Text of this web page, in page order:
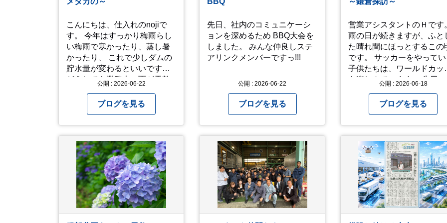
買い物をしつつ待機して遂に
入店。ハンバーグはレアな焼
き加減でとってもジューシー
で最高に美味しかったで
す！！目の前で店員さんがカ
ットしてくれるのもとっても
良かったです。 これは何個で
も行けてしまう勢
い、、！！！ 皆様も静岡へ行
く予定がありましたら是非と
も召し上がって見てくださ
い！予約は行っていないよう
なので、時と場合とタイミン
グと要相談です、、！！！
徐々に....。 気の持ちようと、
タイミングかもしれません
が。お宮参りはお薦めです。
こんにちは、仕入れのnojiで
す。 今年はすっかり梅雨らし
い梅雨で寒かったり、蒸し暑
かったり、 これで少しダムの
貯水量が変わるといいです。
どうしても業務上、雨が天敵
には水は欠かせないので 恵の
雨というこばのとおり、雨の
日は雨の日にできることを考
えてきたいものです。 さて、
すっかり題名とは違う話にな
ってしまいましたが、お家に
は代々10年以上続く ヒメダカ
がいますが、そのメダカの池
にはトンボが卵を産んで、ヤ
ゴがいたり、変な虫が いたり
します。ヤゴはメダカを食べ
公開 : 2026-06-22
ブログを見る
先日、社内のコミュニケーシ
ョンを深めるため BBQ大会を
しました。 みんな仲良しステ
アリンクメンバーですっ!!!
公開 : 2026-06-22
ブログを見る
営業アシスタントのＨです
雨の日が続きますが、ふと
た晴れ間にほっとするこの
です。 サッカーをやってい
子供たちは、ワールドカッ
を楽しんでいます。 先日、小
て参りました。 アジサイの
期で、観光客がとても多か
たです。 北鎌倉駅で降り
明月院⇒亀ヶ谷坂切通⇒「
やい工藝」で手仕事の器を
入⇒お昼ご飯⇒鶴岡八幡宮
江ノ電で大仏へ。 江ノ島は
間切れで断念！ 明月院のアジ
サイは白にフチが紫のが特
素敵だと思いました。 中１
男が小学校の修学旅行で鎌
公開 : 2026-06-18
ブログを見る